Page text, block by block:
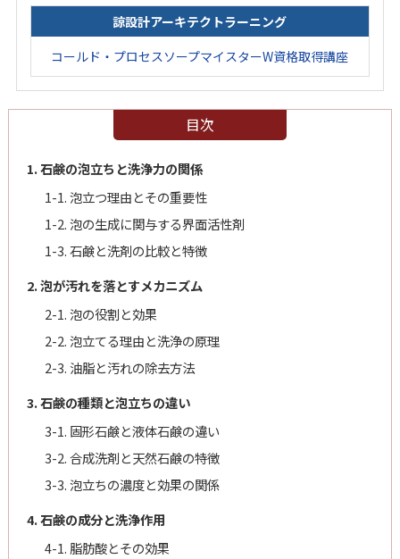
諒設計アーキテクトラーニング
コールド・プロセスソープマイスターW資格取得講座
目次
1. 石鹸の泡立ちと洗浄力の関係
1-1. 泡立つ理由とその重要性
1-2. 泡の生成に関与する界面活性剤
1-3. 石鹸と洗剤の比較と特徴
2. 泡が汚れを落とすメカニズム
2-1. 泡の役割と効果
2-2. 泡立てる理由と洗浄の原理
2-3. 油脂と汚れの除去方法
3. 石鹸の種類と泡立ちの違い
3-1. 固形石鹸と液体石鹸の違い
3-2. 合成洗剤と天然石鹸の特徴
3-3. 泡立ちの濃度と効果の関係
4. 石鹸の成分と洗浄作用
4-1. 脂肪酸とその効果